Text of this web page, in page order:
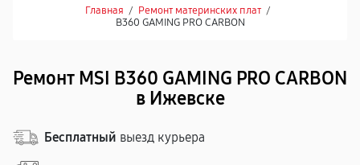
Главная / Ремонт материнских плат /
B360 GAMING PRO CARBON
Ремонт MSI B360 GAMING PRO CARBON
в Ижевске
Бесплатный выезд курьера